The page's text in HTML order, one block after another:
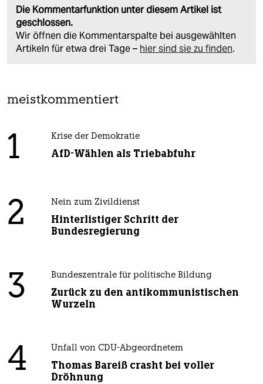
Die Kommentarfunktion unter diesem Artikel ist
geschlossen.
Wir öffnen die Kommentarspalte bei ausgewählten
Artikeln für etwa drei Tage – hier sind sie zu finden.
meistkommentiert
1 Krise der Demokratie
AfD-Wählen als Triebabfuhr
2 Nein zum Zivildienst
Hinterlistiger Schritt der
Bundesregierung
3 Bundeszentrale für politische Bildung
Zurück zu den antikommunistischen
Wurzeln
4 Unfall von CDU-Abgeordnetem
Thomas Bareiß crasht bei voller
Dröhnung